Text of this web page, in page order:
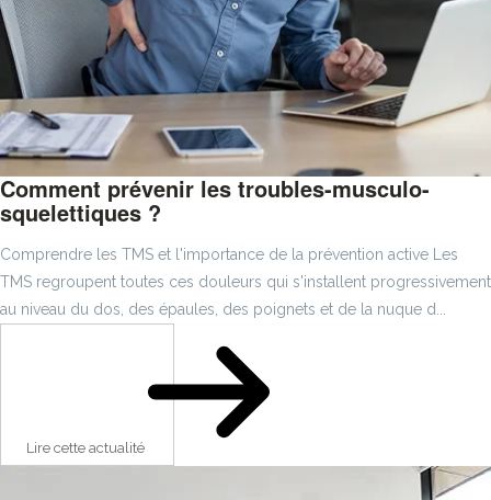
Comment prévenir les troubles-musculo-
squelettiques ?
Comprendre les TMS et l'importance de la prévention active Les
TMS regroupent toutes ces douleurs qui s'installent progressivement
au niveau du dos, des épaules, des poignets et de la nuque d...
Lire cette actualité